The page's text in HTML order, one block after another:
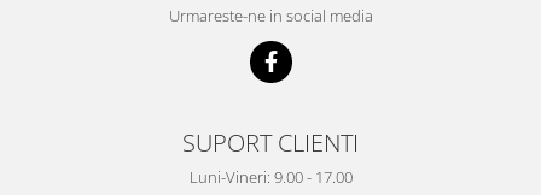
Urmareste-ne in social media
SUPORT CLIENTI
Luni-Vineri: 9.00 - 17.00